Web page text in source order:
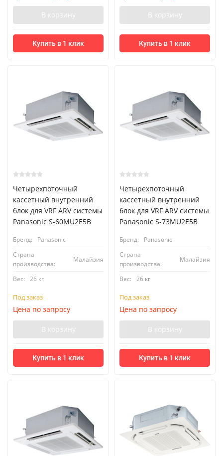
В корзину
Купить в 1 клик
В корзину
Купить в 1 клик
Четырехпоточный
кассетный внутренний
блок для VRF ARV системы
Panasonic S-60MU2E5B
Бренд:
Panasonic
Страна
производства:
Малайзия
Вес: 26 кг
Под заказ
Цена по запросу
В корзину
Купить в 1 клик
Четырехпоточный
кассетный внутренний
блок для VRF ARV системы
Panasonic S-73MU2E5B
Бренд:
Panasonic
Страна
производства:
Малайзия
Вес: 26 кг
Под заказ
Цена по запросу
В корзину
Купить в 1 клик